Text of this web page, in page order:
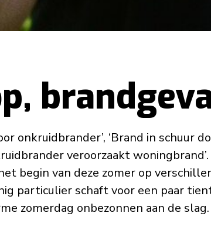
onkruidbrander’, ‘Brand in schuur
veroorzaakt
begin van deze zomer op
particulier schaft voor een paar
zomerdag onbezonnen aan de